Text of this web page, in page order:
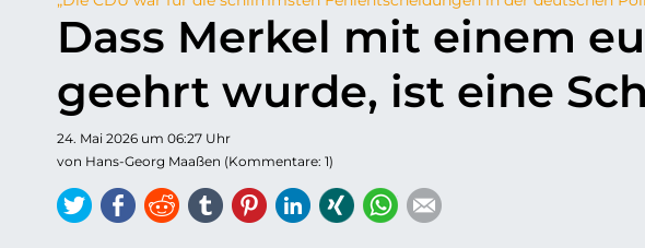
Dass Merkel mit einem
geehrt wurde, ist eine
24. Mai 2026 um 06:27 Uhr
von Hans-Georg Maaßen (Kommentare: 1)
TwitterFacebook
ReddittumblrPinterestLinkedIn
Xing WhatsApp